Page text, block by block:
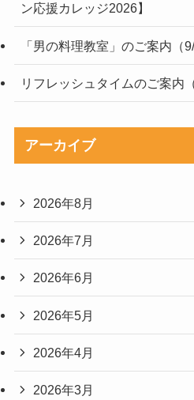
ン応援カレッジ2026】
「男の料理教室」のご案内（
リフレッシュタイムのご案内
アーカイブ
2026年8月
2026年7月
2026年6月
2026年5月
2026年4月
2026年3月